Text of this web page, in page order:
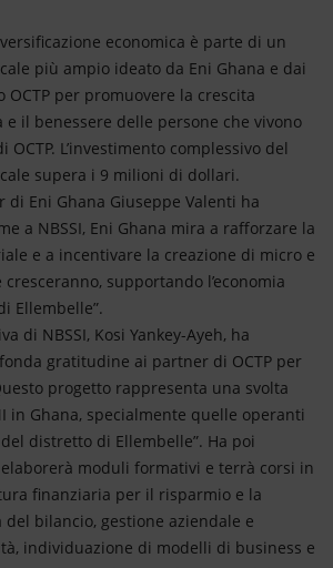
economica è parte di un
più ampio ideato da Eni Ghana e dai
per promuovere la crescita
e il benessere delle persone che vivono
OCTP. L’investimento complessivo del
supera i 9 milioni di dollari.
di Eni Ghana Giuseppe Valenti ha
a NBSSI, Eni Ghana mira a rafforzare la
e a incentivare la creazione di micro e
supportando l’economia
Ellembelle”.
di NBSSI, Kosi Yankey-Ayeh, ha
gratitudine ai partner di OCTP per
progetto rappresenta una svolta
in Ghana, specialmente quelle operanti
distretto di Ellembelle”. Ha poi
elaborerà moduli formativi e terrà corsi in
finanziaria per il risparmio e la
bilancio, gestione aziendale e
individuazione di modelli di business e